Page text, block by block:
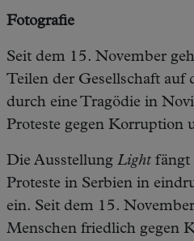
Fotografie
Seit dem 15. November
Teilen der Gesellschaft auf
durch eine Tragödie in
Proteste gegen Korruption
Die Ausstellung Light fängt
Proteste in Serbien in
ein. Seit dem 15.
Menschen friedlich gegen